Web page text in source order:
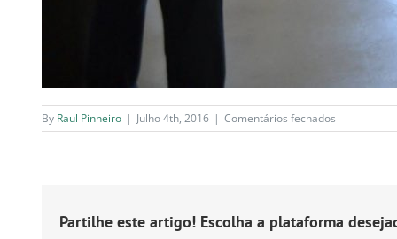
By Raul Pinheiro | Julho 4th, 2016 | Comentários fechados
phorland-
Partilhe este artigo! Escolha a plataforma